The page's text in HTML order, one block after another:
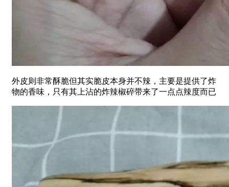
外皮则非常酥脆但其实脆皮本身并不辣，主要是提供了炸
物的香味，只有其上沾的炸辣椒碎带来了一点点辣度而已